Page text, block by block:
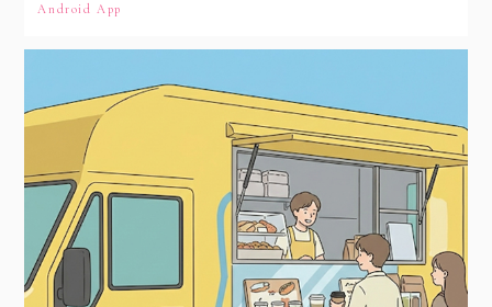
Android App